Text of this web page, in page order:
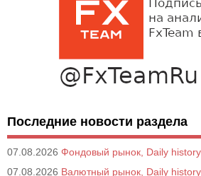
Последние новости раздела
07.08.2026 Фондовый рынок, Daily history
07.08.2026 Валютный рынок, Daily history